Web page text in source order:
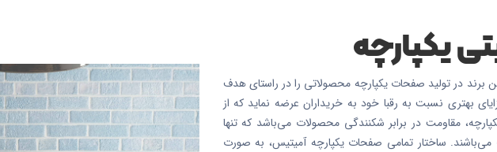
یکپارچه
برند در تولید صفحات یکپارچه محصولاتی را در راستای هدف
بهتری نسبت به رقبا خود به خریداران عرضه نماید که از
مقاومت در برابر شکنندگی محصولات می‌باشد که تنها
ساختار تمامی صفحات یکپارچه آمیتیس، به صورت